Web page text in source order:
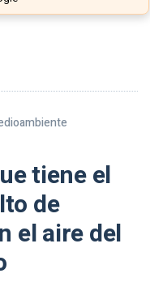
tiene el
de
el aire del